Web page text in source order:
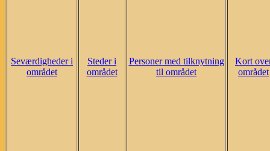
Seværdigheder i
området
Steder i
området
Personer med tilknytning
til området
Kort
området